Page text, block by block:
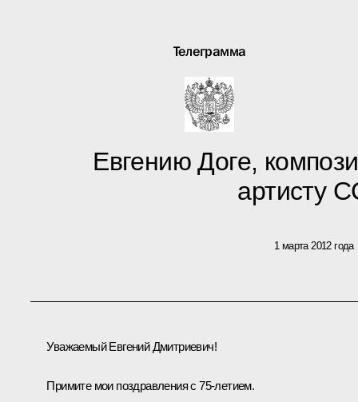
Телеграмма
Евгению Доге,
артисту
1 марта 2012 года
Уважаемый Евгений Дмитриевич!
Примите мои поздравления с 75-летием.